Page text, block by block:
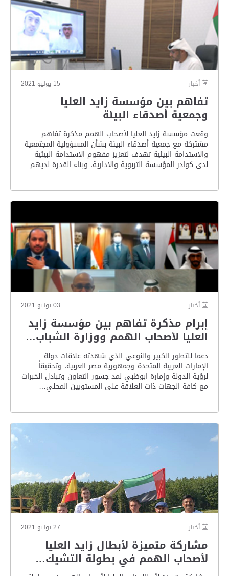
أخبار 15 يوليو 2021
تفاهم بين مؤسسة زايد العليا
وجمعية أصدقاء البيئة
وقعت مؤسسة زايد العليا لأصحاب الهمم مذكرة تفاهم
مشتركة مع جمعية أصدقاء البيئة بشأن المسؤولية المجتمعية
والاستدامة البيئية تهدف لتعزيز مفهوم الاستدامة البيئية
لدى كوادر المؤسسة التربوية والادارية، وبناء القدرة لديهم…
أخبار 03 يونيو 2021
إبرام مذكرة تفاهم بين مؤسسة زايد
العليا لأصحاب الهمم ووزارة الشباب…
دعما للتطور الكبير والنوعي الذي شهدته علاقات دولة
الإمارات العربية المتحدة وجمهورية مصر العربية، وتحقيقاً
لرؤية الدولة وإمارة ابوظبي لمد جسور التعاون وتبادل الخبرات
مع كافة الجهات ذات العلاقة على المستويين المحلي…
أخبار 27 يوليو 2021
مشاركة متميزة لأبطال زايد العليا
لأصحاب الهمم في بطولة التشيك…